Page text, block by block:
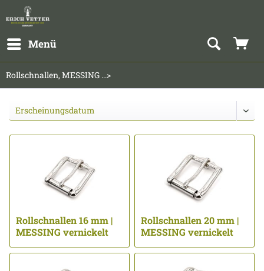
Menü
Rollschnallen, MESSING ...>
Rollschnallen 16 mm |
MESSING vernickelt
Rollschnallen 20 mm |
MESSING vernickelt